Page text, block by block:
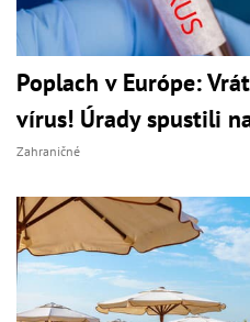
Poplach v Európe:
vírus! Úrady spustili
Zahraničné